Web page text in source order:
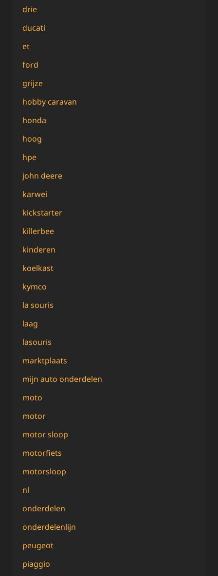
drie
ducati
et
ford
grijze
hobby caravan
honda
hoog
hpe
john deere
karwei
kickstarter
killerbee
kinderen
koelkast
kymco
la souris
laag
lasouris
marktplaats
mijn auto onderdelen
moto
motor
motor sloop
motorfiets
motorsloop
nl
onderdelen
onderdelenlijn
peugeot
piaggio